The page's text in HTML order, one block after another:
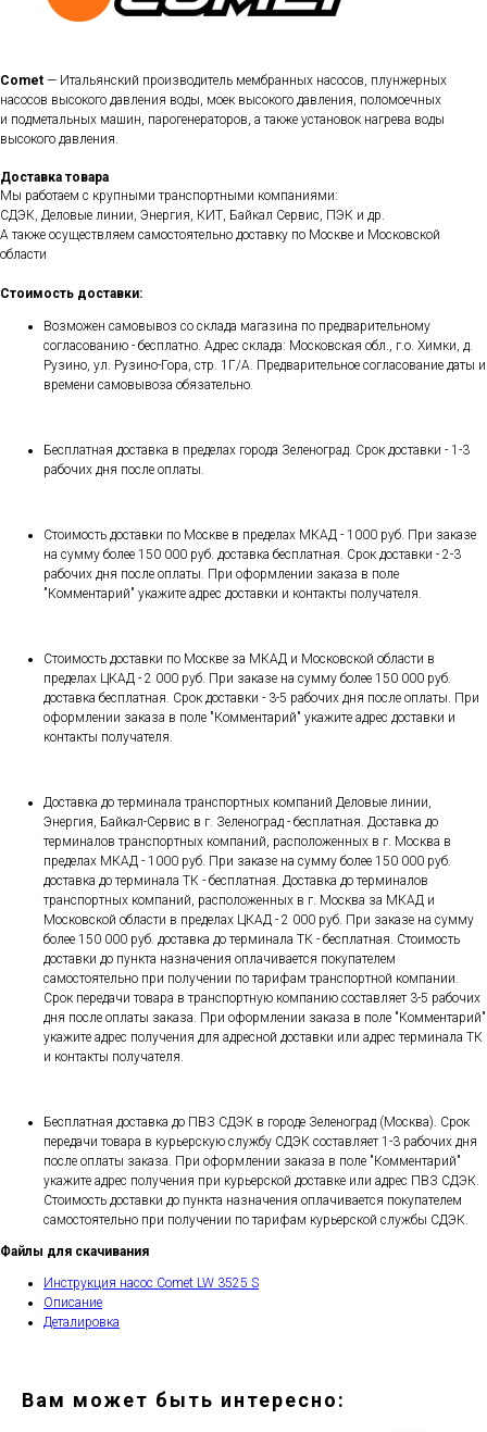
Comet — Итальянский производитель мембранных насосов, плунжерных
насосов высокого давления воды, моек высокого давления, поломоечных
и подметальных машин, парогенераторов, а также установок нагрева воды
высокого давления.
Доставка товара
Мы работаем с крупными транспортными компаниями:
СДЭК, Деловые линии, Энергия, КИТ, Байкал Сервис, ПЭК и др.
А также осуществляем самостоятельно доставку по Москве и Московской
области
Стоимость доставки:
Возможен самовывоз со склада магазина по предварительному
согласованию - бесплатно. Адрес склада: Московская обл., г.о. Химки, д.
Рузино, ул. Рузино-Гора, стр. 1Г/А. Предварительное согласование даты и
времени самовывоза обязательно.
Бесплатная доставка в пределах города Зеленоград. Срок доставки - 1-3
рабочих дня после оплаты.
Стоимость доставки по Москве в пределах МКАД - 1000 руб. При заказе
на сумму более 150 000 руб. доставка бесплатная. Срок доставки - 2-3
рабочих дня после оплаты. При оформлении заказа в поле
"Комментарий" укажите адрес доставки и контакты получателя.
Стоимость доставки по Москве за МКАД и Московской области в
пределах ЦКАД - 2 000 руб. При заказе на сумму более 150 000 руб.
доставка бесплатная. Срок доставки - 3-5 рабочих дня после оплаты. При
оформлении заказа в поле "Комментарий" укажите адрес доставки и
контакты получателя.
Доставка до терминала транспортных компаний Деловые линии,
Энергия, Байкал-Сервис в г. Зеленоград - бесплатная. Доставка до
терминалов транспортных компаний, расположенных в г. Москва в
пределах МКАД - 1000 руб. При заказе на сумму более 150 000 руб.
доставка до терминала ТК - бесплатная. Доставка до терминалов
транспортных компаний, расположенных в г. Москва за МКАД и
Московской области в пределах ЦКАД - 2 000 руб. При заказе на сумму
более 150 000 руб. доставка до терминала ТК - бесплатная. Стоимость
доставки до пункта назначения оплачивается покупателем
самостоятельно при получении по тарифам транспортной компании.
Срок передачи товара в транспортную компанию составляет 3-5 рабочих
дня после оплаты заказа. При оформлении заказа в поле "Комментарий"
укажите адрес получения для адресной доставки или адрес терминала ТК
и контакты получателя.
Бесплатная доставка до ПВЗ СДЭК в городе Зеленоград (Москва). Срок
передачи товара в курьерскую службу СДЭК составляет 1-3 рабочих дня
после оплаты заказа. При оформлении заказа в поле "Комментарий"
укажите адрес получения при курьерской доставке или адрес ПВЗ СДЭК.
Стоимость доставки до пункта назначения оплачивается покупателем
самостоятельно при получении по тарифам курьерской службы СДЭК.
Файлы для скачивания
Инструкция насос Comet LW 3525 S
Описание
Деталировка
Вам может быть интересно: